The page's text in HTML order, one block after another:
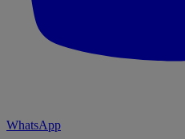
WhatsApp